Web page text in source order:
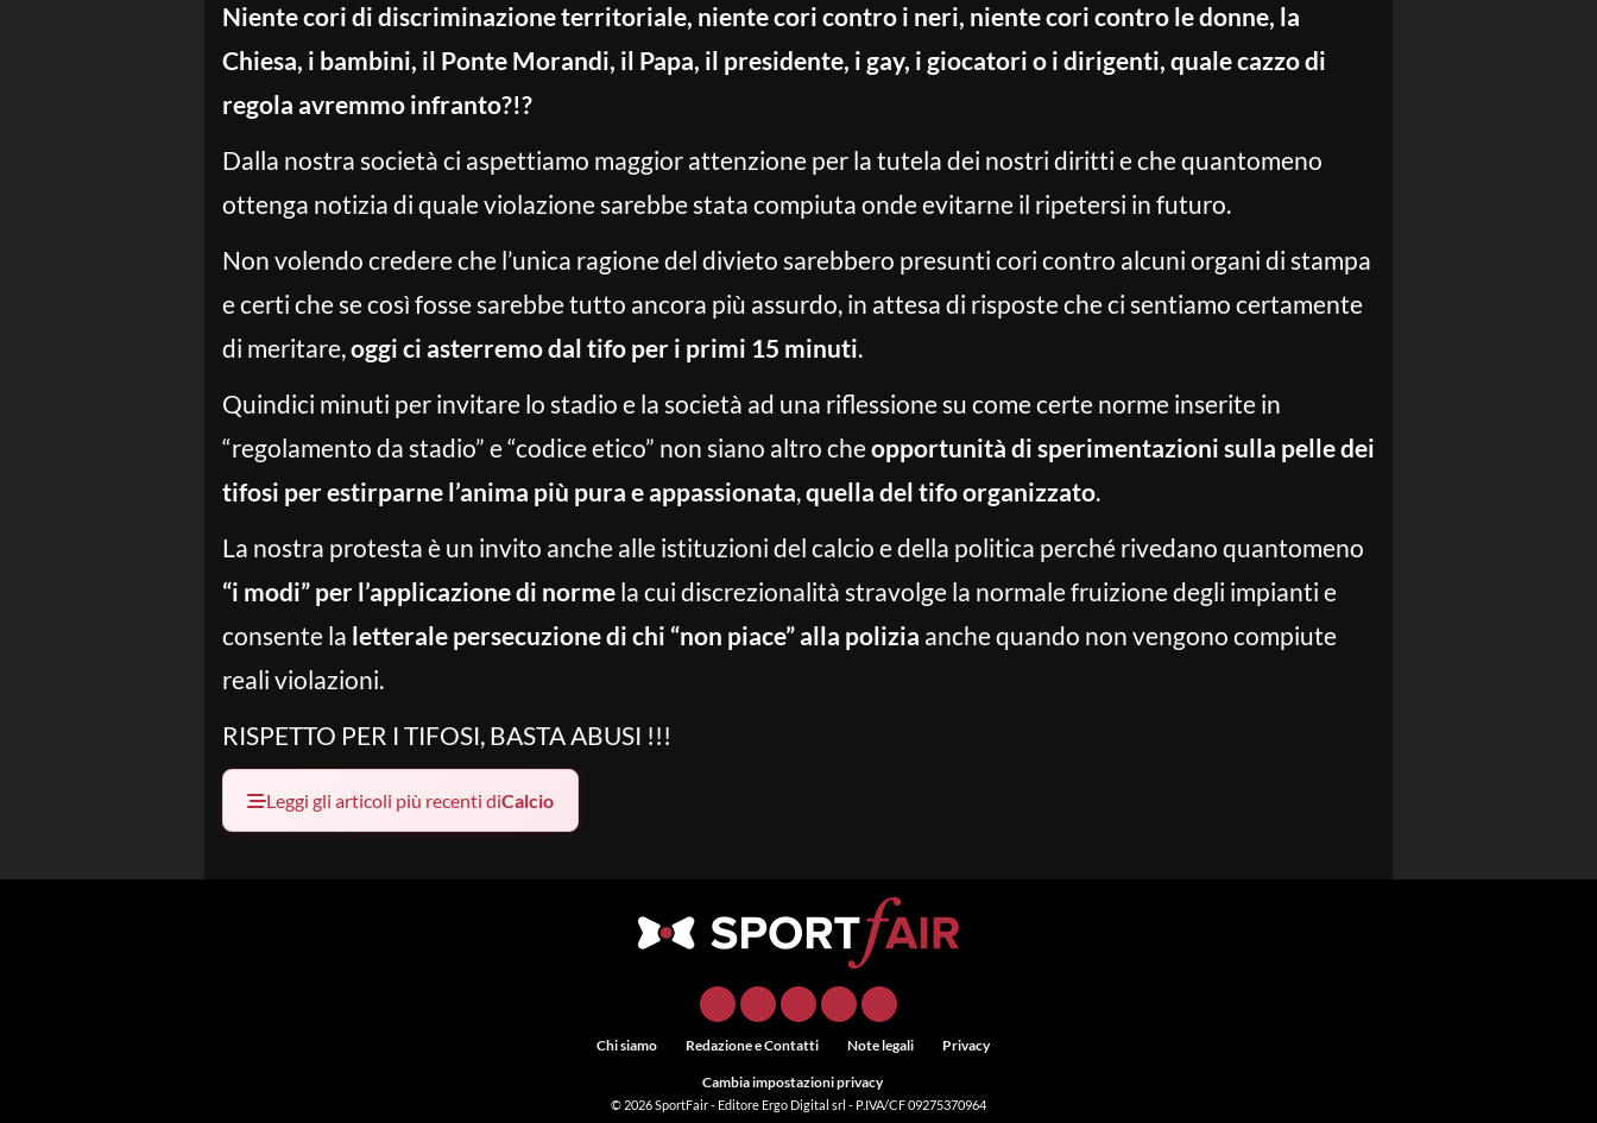
Niente cori di discriminazione territoriale, niente cori contro i neri, niente cori contro le donne, la
Chiesa, i bambini, il Ponte Morandi, il Papa, il presidente, i gay, i giocatori o i dirigenti, quale cazzo di
regola avremmo infranto?!?
Dalla nostra società ci aspettiamo maggior attenzione per la tutela dei nostri diritti e che quantomeno
ottenga notizia di quale violazione sarebbe stata compiuta onde evitarne il ripetersi in futuro.
Non volendo credere che l’unica ragione del divieto sarebbero presunti cori contro alcuni organi di stampa
e certi che se così fosse sarebbe tutto ancora più assurdo, in attesa di risposte che ci sentiamo certamente
di meritare,oggi ci asterremo dal tifo per i primi 15 minuti.
Quindici minuti per invitare lo stadio e la società ad una riflessione su come certe norme inserite in
“regolamento da stadio” e “codice etico” non siano altro cheopportunità di sperimentazioni sulla pelle dei
tifosi per estirparne l’anima più pura e appassionata,quella del tifo organizzato.
La nostra protesta è un invito anche alle istituzioni del calcio e della politica perché rivedano quantomeno
“i modi” per l’applicazione di norme la cui discrezionalità stravolge la normale fruizione degli impianti e
consente la letterale persecuzione di chi “non piace” alla polizia anche quando non vengono compiute
reali violazioni.
RISPETTO PER I TIFOSI, BASTA ABUSI !!!
Leggi gli articoli più recenti diCalcio
Chi siamo Redazione e Contatti Note legali Privacy
Cambia impostazioni privacy
© 2026SportFair- Editore Ergo Digital srl - P.IVA/CF 09275370964